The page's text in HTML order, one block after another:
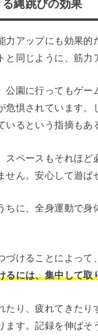
縄跳びの効果
力アップにも効果
と同じように、筋力
公園に行ってもゲ
危惧されています
いるという指摘もあ
スペースもそれほ
せん。安心して遊ば
ちに、全身運動で
づけることによっ
るには、集中して取
たり、疲れてきた
ます。記録を伸ばそ